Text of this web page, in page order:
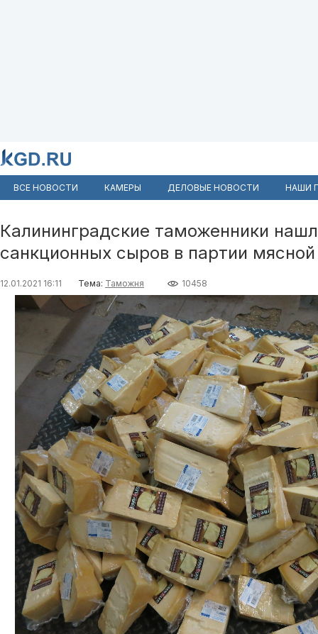
ВСЕ НОВОСТИ КАМЕРЫ ДЕЛОВЫЕ НОВОСТИ НАШИ
Калининградские таможенники
санкционных сыров в партии
12.01.2021 16:11 Тема: Таможня 10458